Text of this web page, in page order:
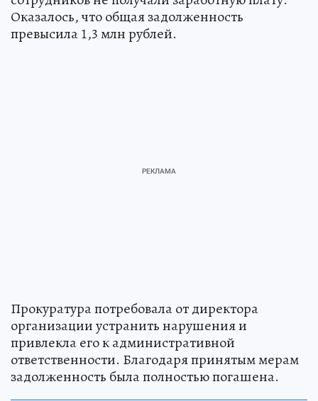
Оказалось, что общая задолженность
превысила 1,3 млн рублей.
Прокуратура потребовала от директора
организации устранить нарушения и
привлекла его к административной
ответственности. Благодаря принятым мерам
задолженность была полностью погашена.